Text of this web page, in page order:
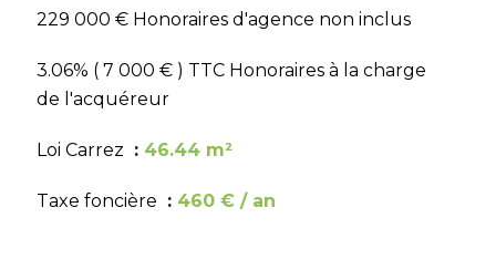
229 000 € Honoraires d'agence non inclus
3.06% ( 7 000 € ) TTC Honoraires à la charge
de l'acquéreur
Loi Carrez 46.44 m²
Taxe foncière 460 € / an